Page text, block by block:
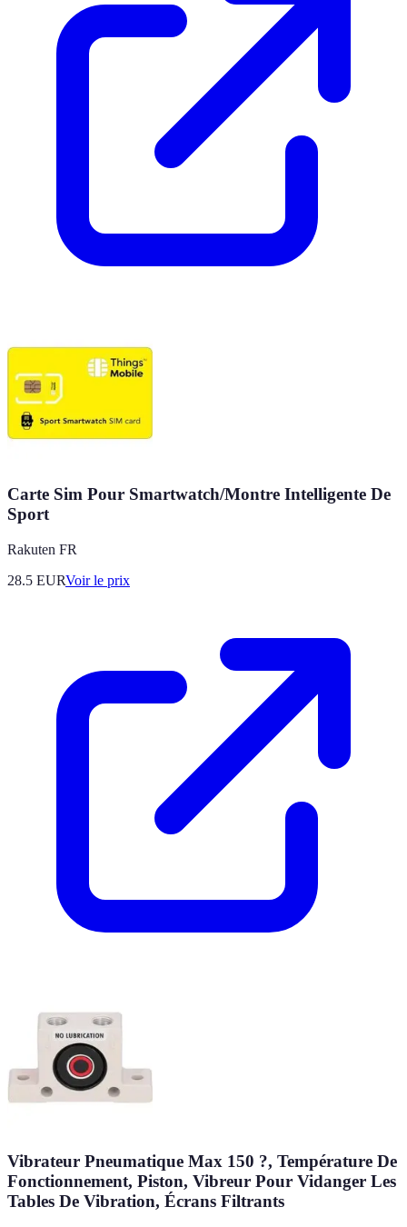
Carte Sim Pour Smartwatch/Montre Intelligente De
Sport
Rakuten FR
28.5 EURVoir le prix
Vibrateur Pneumatique Max 150 ?, Température De
Fonctionnement, Piston, Vibreur Pour Vidanger Les
Tables De Vibration, Écrans Filtrants